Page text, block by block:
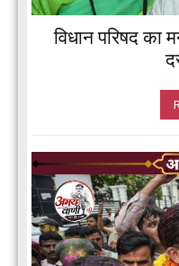
विधान परिषद का